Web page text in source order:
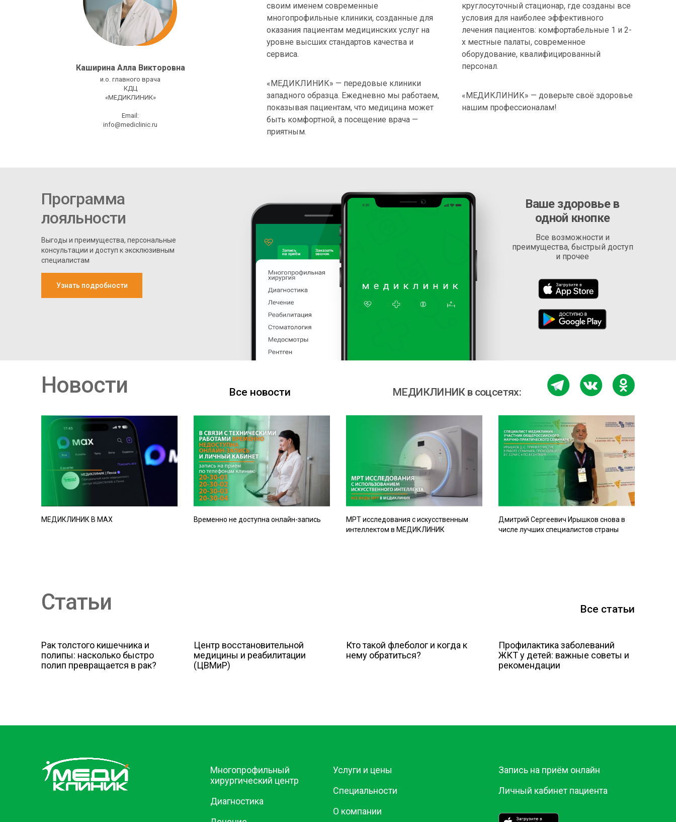
Каширина Алла Викторовна
и.о. главного врача
КДЦ
«МЕДИКЛИНИК»
Email:
info@mediclinic.ru
своим именем современные
многопрофильные клиники, созданные для
оказания пациентам медицинских услуг на
уровне высших стандартов качества и
сервиса.
«МЕДИКЛИНИК» — передовые клиники
западного образца. Ежедневно мы работаем,
показывая пациентам, что медицина может
быть комфортной, а посещение врача —
приятным.
круглосуточный стационар, где созданы все
условия для наиболее эффективного
лечения пациентов: комфортабельные 1 и 2-
х местные палаты, современное
оборудование, квалифицированный
персонал.
«МЕДИКЛИНИК» — доверьте своё здоровье
нашим профессионалам!
Программа
лояльности
Выгоды и преимущества, персональные
консультации и доступ к эксклюзивным
специалистам
Узнать подробности
Ваше здоровье в
одной кнопке
Все возможности и
преимущества, быстрый доступ
и прочее
Новости Все новости МЕДИКЛИНИК в соцсетях:
МЕДИКЛИНИК В MAX Временно не доступна онлайн-запись
МРТ исследования с искусственным
интеллектом в МЕДИКЛИНИК
Дмитрий Сергеевич Ирышков снова в
числе лучших специалистов страны
Статьи Все статьи
Рак толстого кишечника и
полипы: насколько быстро
полип превращается в рак?
Центр восстановительной
медицины и реабилитации
(ЦВМиР)
Кто такой флеболог и когда к
нему обратиться?
Профилактика заболеваний
ЖКТ у детей: важные советы и
рекомендации
Многопрофильный
хирургический центр
Диагностика
Услуги и цены
Специальности
О компании
Запись на приём онлайн
Личный кабинет пациента